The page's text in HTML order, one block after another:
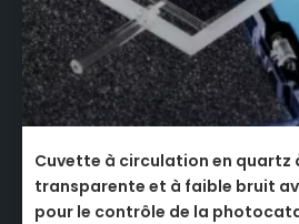
Cuvette à circulation en quartz
transparente et à faible bruit
pour le contrôle de la